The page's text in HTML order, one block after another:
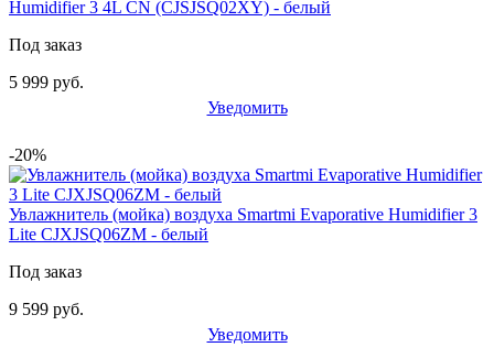
Humidifier 3 4L CN (CJSJSQ02XY) - белый
Под заказ
5 999 руб.
Уведомить
-20%
Увлажнитель (мойка) воздуха Smartmi Evaporative Humidifier 3
Lite CJXJSQ06ZM - белый
Под заказ
9 599 руб.
Уведомить